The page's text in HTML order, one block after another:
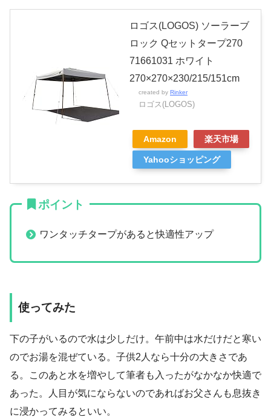
ロゴス(LOGOS) ソーラーブ
ロック Qセットタープ270
71661031 ホワイト
270×270×230/215/151cm
created by Rinker
ロゴス(LOGOS)
Amazon 楽天市場
Yahooショッピング
ポイント
ワンタッチタープがあると快適性アップ
使ってみた
下の子がいるので水は少しだけ。午前中は水だけだと寒い
のでお湯を混ぜている。子供2人なら十分の大きさであ
る。このあと水を増やして筆者も入ったがなかなか快適で
あった。人目が気にならないのであればお父さんも息抜き
に浸かってみるといい。